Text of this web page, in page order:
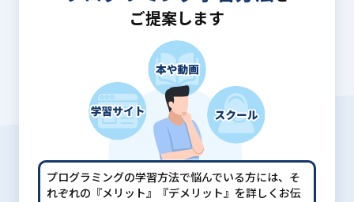
ご提案します
プログラミングの学習方法で悩んでいる方には、 そ
れぞれの『メリット』『デメリット』を詳しくお伝